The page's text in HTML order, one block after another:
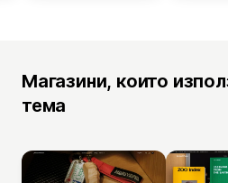
Магазини, които
тема